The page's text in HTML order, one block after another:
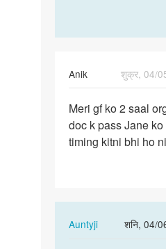
Anik
शुक्र, 04/
Meri
gf
ko
Meri gf ko 2 saal
doc k pass Jane
timing kitni bhi ho
Auntyji
शनि, 04/
In